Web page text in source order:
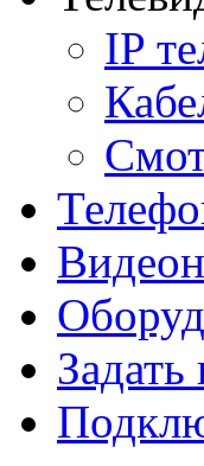
IP
Задать